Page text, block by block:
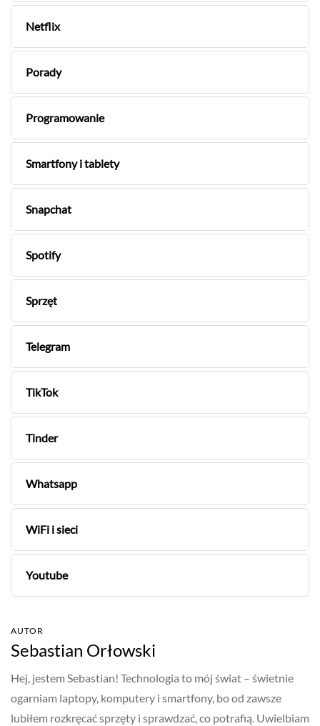
Netflix
Porady
Programowanie
Smartfony i tablety
Snapchat
Spotify
Sprzęt
Telegram
TikTok
Tinder
Whatsapp
WiFi i sieci
Youtube
AUTOR
Sebastian Orłowski
Hej, jestem Sebastian! Technologia to mój świat – świetnie
ogarniam laptopy, komputery i smartfony, bo od zawsze
lubiłem rozkręcać sprzęty i sprawdzać, co potrafią. Uwielbiam